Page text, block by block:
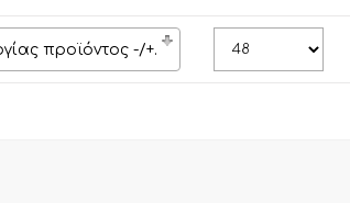
προϊόντος -/+.